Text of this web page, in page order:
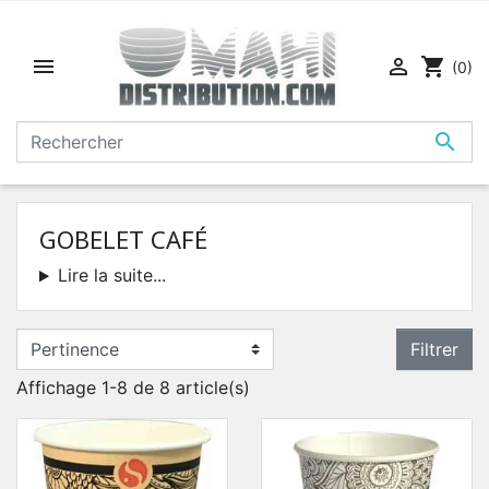


 shopping_cart (0)
GOBELET CAFÉ
Lire la suite...
Filtrer
Affichage 1-8 de 8 article(s)